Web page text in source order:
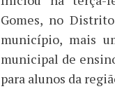
Gomes, no
município, mais
municipal de
para alunos da